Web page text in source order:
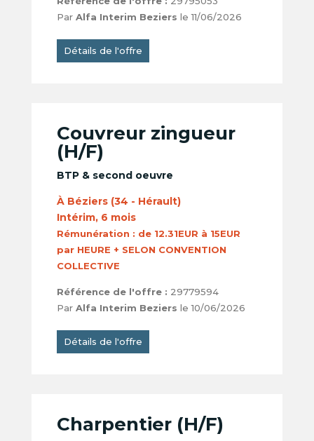
Par Alfa Interim Beziers le 11/06/2026
Détails de l'offre
Couvreur zingueur
(H/F)
BTP & second oeuvre
À Béziers (34 - Hérault)
Intérim, 6 mois
Rémunération : de 12.31EUR à 15EUR
par HEURE + SELON CONVENTION
COLLECTIVE
Référence de l'offre : 29779594
Par Alfa Interim Beziers le 10/06/2026
Détails de l'offre
Charpentier (H/F)